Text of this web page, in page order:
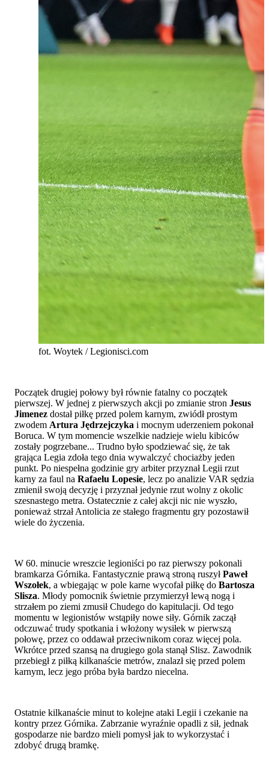
fot. Woytek / Legionisci.com
Początek drugiej połowy był równie fatalny co początek
pierwszej. W jednej z pierwszych akcji po zmianie stron Jesus
Jimenez dostał piłkę przed polem karnym, zwiódł prostym
zwodem Artura Jędrzejczyka i mocnym uderzeniem pokonał
Boruca. W tym momencie wszelkie nadzieje wielu kibiców
zostały pogrzebane... Trudno było spodziewać się, że tak
grająca Legia zdoła tego dnia wywalczyć chociażby jeden
punkt. Po niespełna godzinie gry arbiter przyznał Legii rzut
karny za faul na Rafaelu Lopesie, lecz po analizie VAR sędzia
zmienił swoją decyzję i przyznał jedynie rzut wolny z okolic
szesnastego metra. Ostatecznie z całej akcji nic nie wyszło,
ponieważ strzał Antolicia ze stałego fragmentu gry pozostawił
wiele do życzenia.
W 60. minucie wreszcie legioniści po raz pierwszy pokonali
bramkarza Górnika. Fantastycznie prawą stroną ruszyłPaweł
Wszołek, a wbiegając w pole karne wycofał piłkę do Bartosza
Slisza. Młody pomocnik świetnie przymierzył lewą nogą i
strzałem po ziemi zmusił Chudego do kapitulacji. Od tego
momentu w legionistów wstąpiły nowe siły. Górnik zaczął
odczuwać trudy spotkania i włożony wysiłek w pierwszą
połowę, przez co oddawał przeciwnikom coraz więcej pola.
Wkrótce przed szansą na drugiego gola stanął Slisz. Zawodnik
przebiegł z piłką kilkanaście metrów, znalazł się przed polem
karnym, lecz jego próba była bardzo niecelna.
Ostatnie kilkanaście minut to kolejne ataki Legii i czekanie na
kontry przez Górnika. Zabrzanie wyraźnie opadli z sił, jednak
gospodarze nie bardzo mieli pomysł jak to wykorzystać i
zdobyć drugą bramkę.